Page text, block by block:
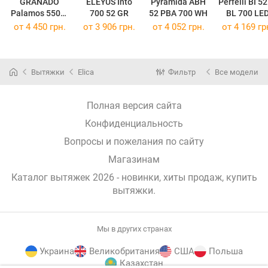
Palamos 5503-
700
700 52 GR
52 PBA 700 WH
BL 700
от 4 450 грн. от 3 906 грн. от 4 052 грн. от 4 169
Вытяжки Elica Фильтр Все модели
Полная версия сайта
Конфиденциальность
Вопросы и пожелания по сайту
Магазинам
Каталог вытяжек 2026 - новинки, хиты продаж, купить
вытяжки.
Мы в других странах
Украина Великобритания США
Польша
Казахстан